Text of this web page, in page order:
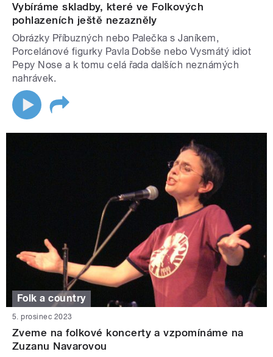
Vybíráme skladby, které ve Folkových
pohlazeních ještě nezazněly
Obrázky Příbuzných nebo Palečka s Janíkem,
Porcelánové figurky Pavla Dobše nebo Vysmátý idiot
Pepy Nose a k tomu celá řada dalších neznámých
nahrávek.
Folk a country
5. prosinec 2023
Zveme na folkové koncerty a vzpomínáme na
Zuzanu Navarovou